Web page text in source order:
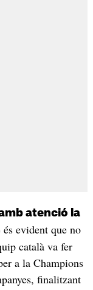
atenció la
és evident que no
català va fer
a la Champions
finalitzant